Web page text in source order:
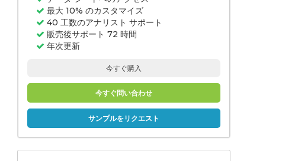
最大 10% のカスタマイズ
40 工数のアナリスト サポート
販売後サポート 72 時間
年次更新
今すぐ購入
今すぐ問い合わせ
サンプルをリクエスト